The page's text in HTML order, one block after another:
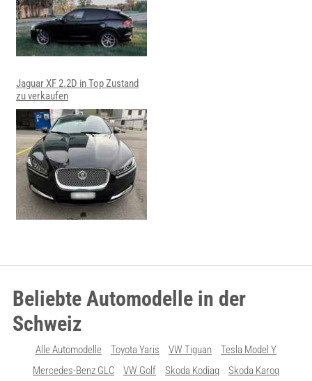
Jaguar XF 2.2D in Top Zustand
zu verkaufen
Beliebte Automodelle in der
Schweiz
Alle Automodelle Toyota Yaris VW Tiguan
Tesla Model Y
Mercedes-Benz GLC
VW Golf Skoda Kodiaq Skoda Karoq